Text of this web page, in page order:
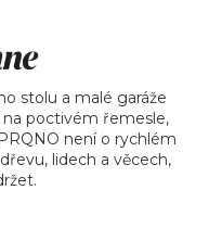
stolu a malé garáže
na poctivém řemesle,
není o rychlém
lidech a věcech,